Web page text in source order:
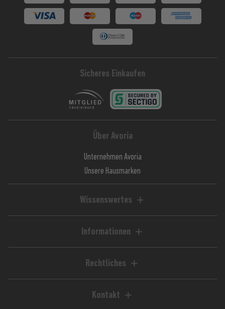
Sicheres Einkaufen
Über Avoria
Unternehmen Avoria
Unsere Hausmarken
Wissenswertes
Magazin / Blog
Informationen
Kundenkonto
Lieferzeiten
Rechtliches
AGB
Kontakt